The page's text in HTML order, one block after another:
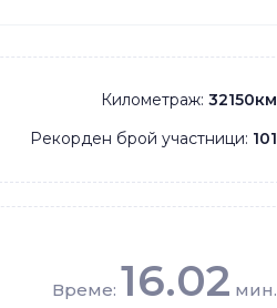
Километраж: 32150км
Рекорден брой участници: 101
Време: 16.02 мин.